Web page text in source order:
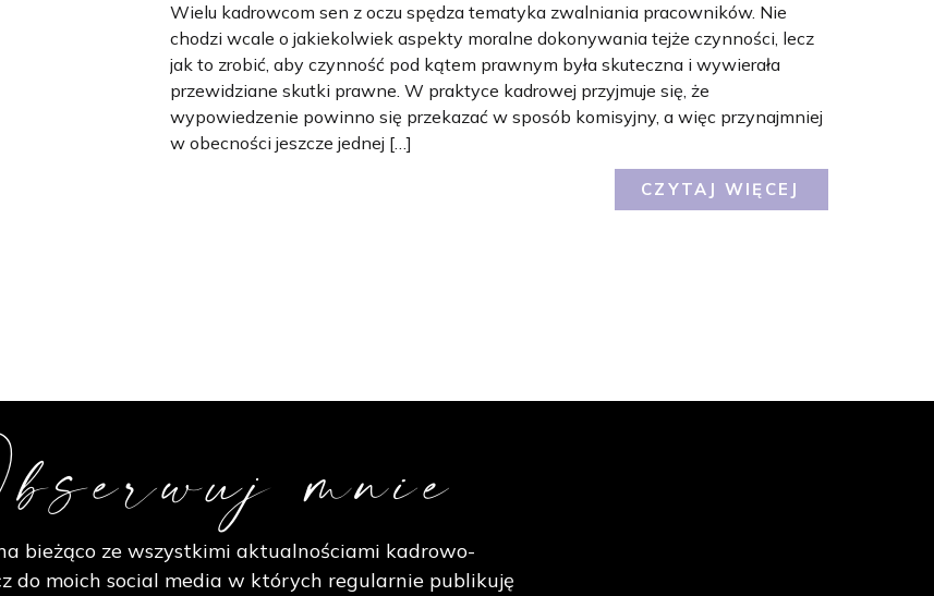
CZYTAJ WIĘCEJ
Wielu kadrowcom sen z oczu spędza tematyka zwalniania pracowników. Nie
chodzi wcale o jakiekolwiek aspekty moralne dokonywania tejże czynności, lecz
jak to zrobić, aby czynność pod kątem prawnym była skuteczna i wywierała
przewidziane skutki prawne. W praktyce kadrowej przyjmuje się, że
wypowiedzenie powinno się przekazać w sposób komisyjny, a więc przynajmniej
w obecności jeszcze jednej […]
mnie
bieżąco ze wszystkimi aktualnościami kadrowo-
do moich social media w których regularnie publikuję